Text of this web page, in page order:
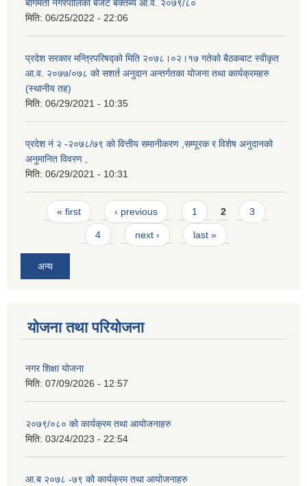
बागमती नगरपालिका बजेट बक्तब्य आ.व. २०७९/८०
मिति: 06/25/2022 - 22:06
प्रदेश सरकार मन्त्रिपरिषद्को मिति २०७८।०२।१७ गतेको बैठकबाट स्वीकृत
आ.व. २०७७/०७८ को सशर्त अनुदान अन्तर्गतका योजना तथा कार्यक्रमहरु
(स्थानीय तह)
मिति: 06/29/2021 - 10:35
प्रदेश नं २ -२०७८/७९ को वित्तीय समानीकरण ,सम्पूरक र विशेष अनुदानको
अनुमानित विवरण ,
मिति: 06/29/2021 - 10:31
Pages
« first ‹ previous 1 2 3
4 next › last »
अन्य
योजना तथा परियोजना
नगर शिक्षा योजना
मिति: 07/09/2026 - 12:57
२०७९/०८० को कार्यक्रम तथा आयोजनाहरु
मिति: 03/24/2023 - 22:54
आ.ब २०७८ -७९ को कार्यक्रम तथा आयोजनाहरु